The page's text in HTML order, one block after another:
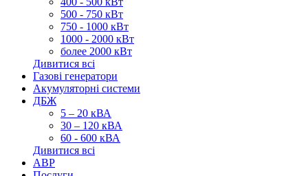
500 - 750 кВт
750 - 1000 кВт
1000 - 2000 кВт
более 2000 кВт
Дивитися всі
Газові генератори
Акумуляторні системи
ДБЖ
5 – 20 кВА
30 – 120 кВА
60 - 600 кВА
Дивитися всі
АВР